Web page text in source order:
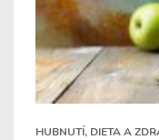
HUBNUTÍ, DIETA A